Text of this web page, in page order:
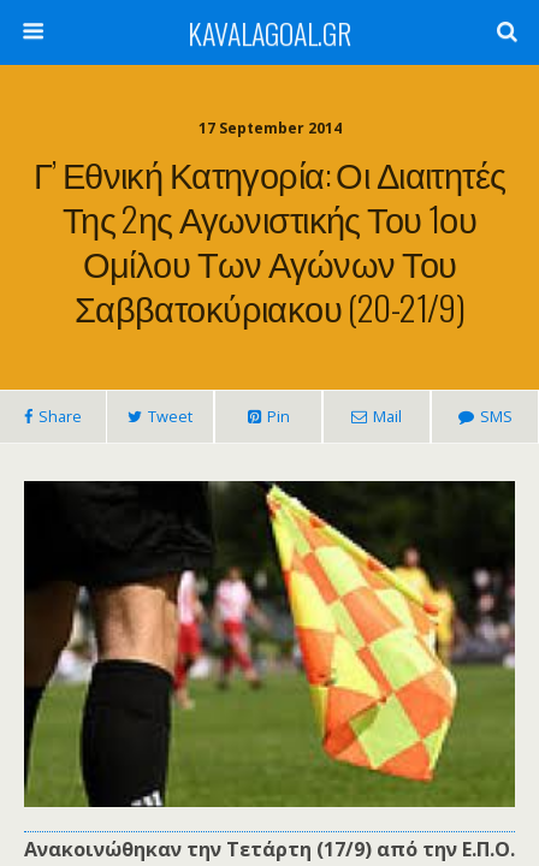
KAVALAGOAL.GR
17 September 2014
Γ’ Εθνική Κατηγορία: Οι Διαιτητές
Της 2ης Αγωνιστικής Του 1ου
Ομίλου Των Αγώνων Του
Σαββατοκύριακου (20-21/9)
Share Tweet Pin Mail SMS
Ανακοινώθηκαν την Τετάρτη (17/9) από την Ε.Π.Ο.